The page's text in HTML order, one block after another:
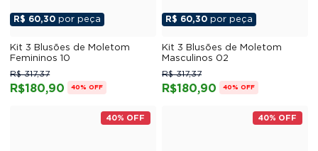
R$ 60,30 por peça
Kit 3 Blusões de Moletom
Femininos 10
R$180,90
R$ 317,37
40% OFF
R$ 60,30 por peça
Kit 3 Blusões de Moletom
Masculinos 02
R$180,90
R$ 317,37
40% OFF
40% OFF 40% OFF